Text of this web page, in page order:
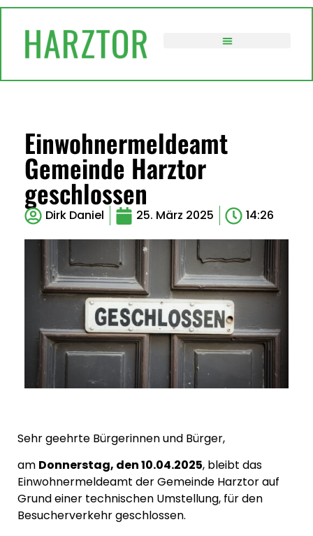
Einwohnermeldeamt
Gemeinde Harztor
geschlossen
Dirk Daniel 25. März 2025 14:26
Sehr geehrte Bürgerinnen und Bürger,
am Donnerstag, den 10.04.2025, bleibt das
Einwohnermeldeamt der Gemeinde Harztor auf
Grund einer technischen Umstellung, für den
Besucherverkehr geschlossen.